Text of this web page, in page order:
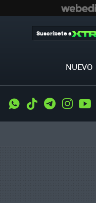
NUEVO
Suscríbete a
WhatsApp
Tiktok Telegram